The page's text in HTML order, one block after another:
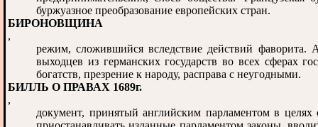
буржуазное преобразование европейских стран.
БИРОНОВЩИНА
,
режим, сложившийся вследствие действий
выходцев из германских государств во всех сферах
богатств, презрение к народу, расправа с неугодными.
БИЛЛЬ О ПРАВАХ 1689г.
,
документ, принятый английским парламентом в целях